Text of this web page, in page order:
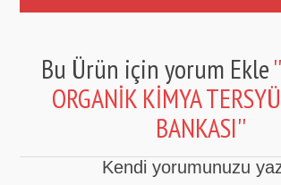
Bu Ürün için yorum Ekle
ORGANİK KİMYA
BANKASI
Kendi yorumunuzu